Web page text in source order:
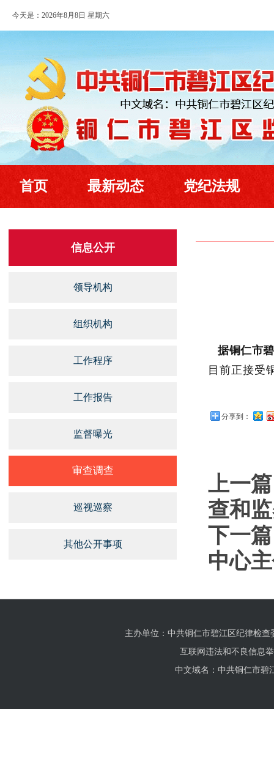
今天是：2026年8月8日 星期六
首页 最新动态 党纪法规
信息公开
领导机构
组织机构
工作程序
工作报告
监督曝光
审查调查
巡视巡察
其他公开事项
据铜仁市
目前正接受
分享到：
上一
查和
下一
中心
主办单位：中共铜仁市碧江区纪律检
互联网违法和不良信息
中文域名：中共铜仁市